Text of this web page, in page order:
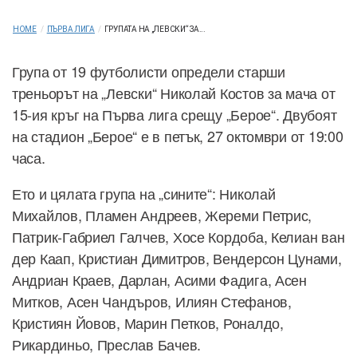
HOME / ПЪРВА ЛИГА / ГРУПАТА НА „ЛЕВСКИ“ ЗА...
Група от 19 футболисти определи старши
треньорът на „Левски“ Николай Костов за мача от
15-ия кръг на Първа лига срещу „Берое“. Двубоят
на стадион „Берое“ е в петък, 27 октомври от 19:00
часа.
Ето и цялата група на „сините“: Николай
Михайлов, Пламен Андреев, Жереми Петрис,
Патрик-Габриел Галчев, Хосе Кордоба, Келиан ван
дер Каап, Кристиан Димитров, Вендерсон Цунами,
Андриан Краев, Дарлан, Асими Фадига, Асен
Митков, Асен Чандъров, Илиян Стефанов,
Кристиян Йовов, Марин Петков, Роналдо,
Рикардиньо, Преслав Бачев.